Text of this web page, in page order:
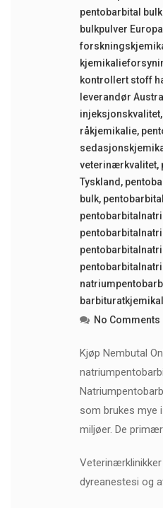
pentobarbital
bulkpulver Europa
kontrollert stoff
leverandør
injeksjonskvalitet,
råkjemikalie,
veterinærkvalitet,
Tyskland ,
bulk,
No Comments
Kjøp Nembutal
som brukes mye
miljøer. De
dyreanestesi og